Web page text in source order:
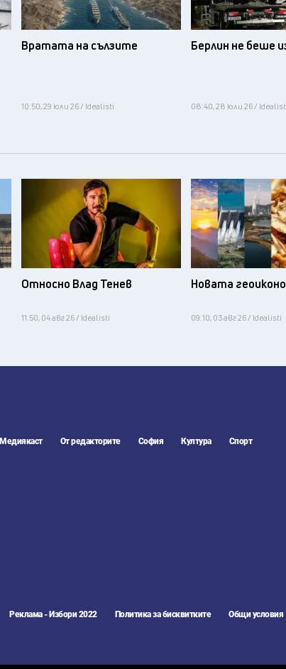
Вратата на сълзите
10:50, 29 юли 26 / Idealisti
Берлин не беше
08:40, 28 юли 26 /
Относно Влад Тенев
11:50, 04 авг 26 / Idealisti
Новата
09:10, 03 авг 26 / Idealisti
Медиякаст От редакторите София Култура
Спорт
Реклама - Избори 2022 Политика за бисквитките
Общи условия